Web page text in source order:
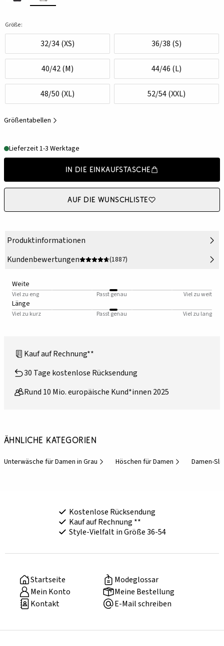
Größe:
32/34 (XS) 36/38 (S)
40/42 (M) 44/46 (L)
48/50 (XL) 52/54 (XXL)
Größentabellen
Lieferzeit 1-3 Werktage
In die Einkaufstasche
Auf die Wunschliste
Produktinformationen
Kundenbewertungen
(1887)
Weite
Viel zu eng Passt genau Viel zu weit
Länge
Viel zu kurz Passt genau Viel zu lang
Kauf auf Rechnung**
30 Tage kostenlose Rücksendung
Rund 10 Mio. europäische Kund*innen 2025
Ähnliche Kategorien
Unterwäsche für Damen in Grau Höschen für Damen Damen-
Kostenlose Rücksendung
Kauf auf Rechnung **
Style-Vielfalt in Größe 36-54
Startseite
Modeglossar
Mein Konto
Meine Bestellung
Kontakt
E-Mail schreiben